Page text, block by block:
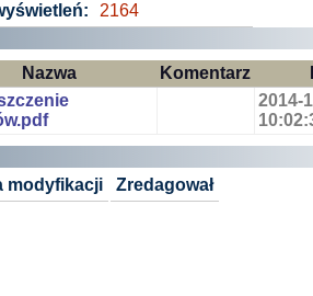
2164
Nazwa Komentarz
2014-
modyfikacji Zredagował